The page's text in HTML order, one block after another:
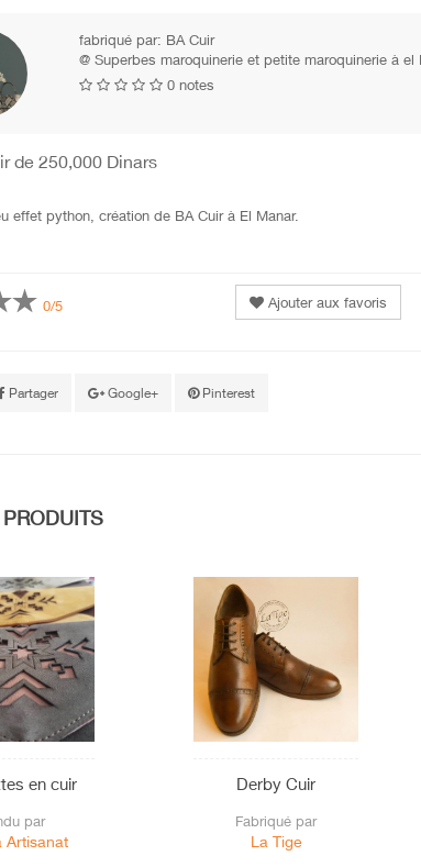
fabriqué par: BA Cuir
@ Superbes maroquinerie et petite maroquinerie à el
0 notes
de 250,000 Dinars
effet python, création de BA Cuir à El Manar.
0/5
Ajouter aux favoris
Partager Google+ Pinterest
en cuir
par
Artisanat
Derby Cuir
Fabriqué par
La Tige